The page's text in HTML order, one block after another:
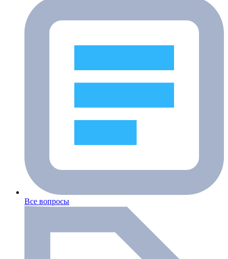
Все вопросы